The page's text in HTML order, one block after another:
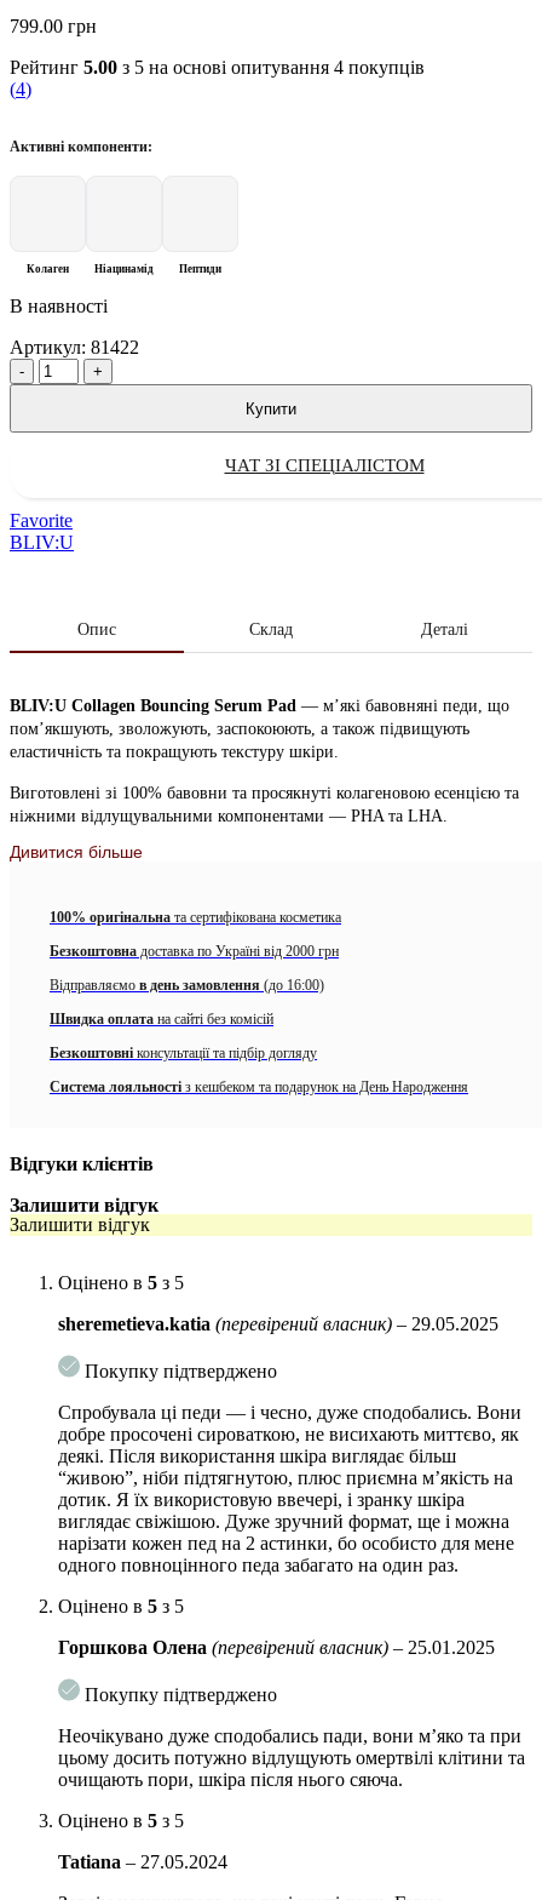
799.00 грн
Рейтинг 5.00 з 5 на основі опитування 4 покупців
(4)
Активні компоненти:
Колаген Ніацинамід Пептиди
В наявності
Артикул: 81422
Quantity
Купити
ЧАТ ЗІ СПЕЦІАЛІСТОМ
Favorite
BLIV:U
Опис Склад Деталі
BLIV:U Collagen Bouncing Serum Pad — м’які бавовняні педи, що
пом’якшують, зволожують, заспокоюють, а також підвищують
еластичність та покращують текстуру шкіри.
Виготовлені зі 100% бавовни та просякнуті колагеновою есенцією та
ніжними відлущувальними компонентами — PHA та LHA.
Педи делікатно відлущують та зволожують шкіру, залишаючи відчуття
Особливості:
Відлущують омертвілі клітини
Звужують та очищають пори
Вирівнюють тон та текстуру
Стимулюють синтез колагену
Надають шкірі сяйво та гладкість
проникнення компонентів у шкіру та їхньої ефективної дії. Продукти
проходять процес холодної та теплої ферментації з застосуванням
ліпосомної технології.
Окрім цього, бренд використовує
Weishardt France
, що вивчає колаген вже понад 180 років.
Такий вид колагену швидко вбирається та проникає в глибокі шари
Активні компоненти:
Collagen Bounce Activer™— комплекс, що складається з:
Колагену — компоненту, що допомагає шкірі
залишатися пружною;
Гіалуронової кислоти
— чудовому
зволожувальному компоненту;
Трьох видів лактобактерій
— ферментів, які
покращують стан шкірного бар’єра.
17 амінокислот— відповідають за зволоження та захист
шкіри.
12 видів пептидів — підвищують еластичність та глибоко
Дивитися більше
100% оригінальна та сертифікована косметика
Безкоштовна доставка по Україні від 2000 грн
Відправляємо в день замовлення (до 16:00)
Швидка оплата на сайті без комісій
Безкоштовні консультації та підбір догляду
Система лояльності з кешбеком та подарунок на День Народження
Відгуки клієнтів
Залишити відгук
Залишити відгук
Оцінено в 5 з 5
sheremetieva.katia (перевірений власник) – 29.05.2025
Покупку підтверджено
Спробувала ці педи — і чесно, дуже сподобались. Вони
добре просочені сироваткою, не висихають миттєво, як
деякі. Після використання шкіра виглядає більш
“живою”, ніби підтягнутою, плюс приємна м’якість на
дотик. Я їх використовую ввечері, і зранку шкіра
виглядає свіжішою. Дуже зручний формат, ще і можна
нарізати кожен пед на 2 астинки, бо особисто для мене
одного повноцінного педа забагато на один раз.
Оцінено в 5 з 5
Горшкова Олена (перевірений власник) – 25.01.2025
Покупку підтверджено
Неочікувано дуже сподобались пади, вони м’яко та при
цьому досить потужно відлущують омертвілі клітини та
очищають пори, шкіра після нього сяюча.
Оцінено в 5 з 5
Tatiana – 27.05.2024